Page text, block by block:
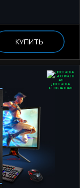
КУПИТЬ
ДОСТАВКА
БЕСПЛАТНАЯ